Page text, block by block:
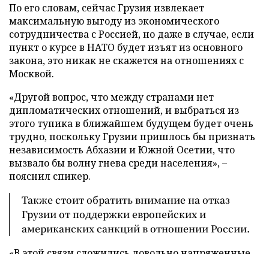
По его словам, сейчас Грузия извлекает
максимальную выгоду из экономического
сотрудничества с Россией, но даже в случае, если
пункт о курсе в НАТО будет изъят из основного
закона, это никак не скажется на отношениях с
Москвой.
«Другой вопрос, что между странами нет
дипломатических отношений, и выбраться из
этого тупика в ближайшем будущем будет очень
трудно, поскольку Грузии пришлось бы признать
независимость Абхазии и Южной Осетии, что
вызвало бы волну гнева среди населения», –
пояснил спикер.
Также стоит обратить внимание на отказ
Грузии от поддержки европейских и
американских санкций в отношении России.